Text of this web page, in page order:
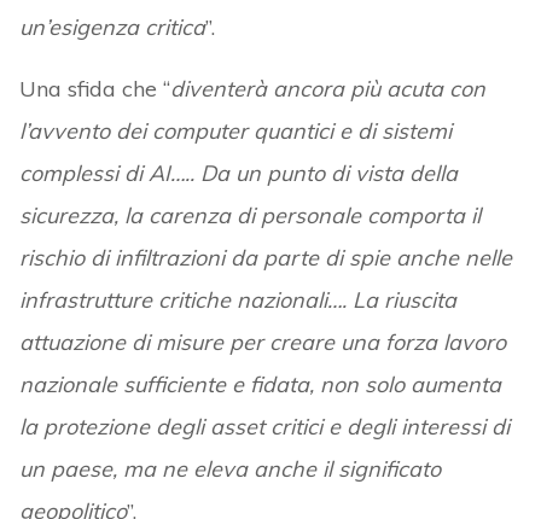
un’esigenza critica”.
Una sfida che “diventerà ancora più acuta con
l’avvento dei computer quantici e di sistemi
complessi di AI….. Da un punto di vista della
sicurezza, la carenza di personale comporta il
rischio di infiltrazioni da parte di spie anche nelle
infrastrutture critiche nazionali…. La riuscita
attuazione di misure per creare una forza lavoro
nazionale sufficiente e fidata, non solo aumenta
la protezione degli asset critici e degli interessi di
un paese, ma ne eleva anche il significato
geopolitico”.